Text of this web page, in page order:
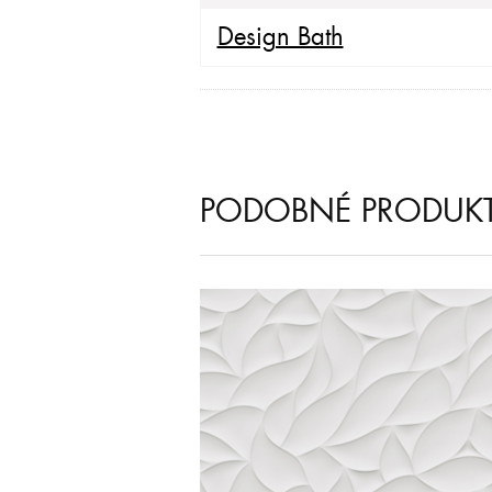
Design Bath
PODOBNÉ